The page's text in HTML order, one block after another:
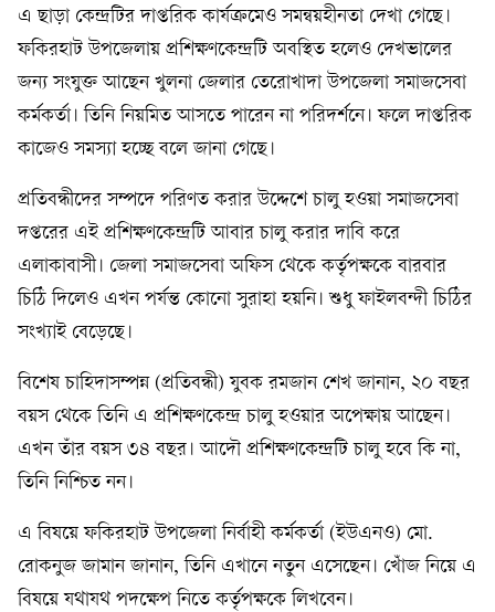
এ ছাড়া কেন্দ্রটির দাপ্তরিক কার্যক্রমেও সমন্বয়হীনতা দেখা গেছে।
ফকিরহাট উপজেলায় প্রশিক্ষণকেন্দ্রটি অবস্থিত হলেও দেখভালের
জন্য সংযুক্ত আছেন খুলনা জেলার তেরোখাদা উপজেলা সমাজসেবা
কর্মকর্তা। তিনি নিয়মিত আসতে পারেন না পরিদর্শনে। ফলে দাপ্তরিক
কাজেও সমস্যা হচ্ছে বলে জানা গেছে।
প্রতিবন্ধীদের সম্পদে পরিণত করার উদ্দেশে চালু হওয়া সমাজসেবা
দপ্তরের এই প্রশিক্ষণকেন্দ্রটি আবার চালু করার দাবি করে
এলাকাবাসী। জেলা সমাজসেবা অফিস থেকে কর্তৃপক্ষকে বারবার
চিঠি দিলেও এখন পর্যন্ত কোনো সুরাহা হয়নি। শুধু ফাইলবন্দী চিঠির
সংখ্যাই বেড়েছে।
বিশেষ চাহিদাসম্পন্ন (প্রতিবন্ধী) যুবক রমজান শেখ জানান, ২০ বছর
বয়স থেকে তিনি এ প্রশিক্ষণকেন্দ্র চালু হওয়ার অপেক্ষায় আছেন।
এখন তাঁর বয়স ৩৪ বছর। আদৌ প্রশিক্ষণকেন্দ্রটি চালু হবে কি না,
তিনি নিশ্চিত নন।
এ বিষয়ে ফকিরহাট উপজেলা নির্বাহী কর্মকর্তা (ইউএনও) মো.
রোকনুজ জামান জানান, তিনি এখানে নতুন এসেছেন। খোঁজ নিয়ে এ
বিষয়ে যথাযথ পদক্ষেপ নিতে কর্তৃপক্ষকে লিখবেন।